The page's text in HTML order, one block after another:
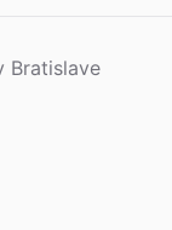
Bratislave